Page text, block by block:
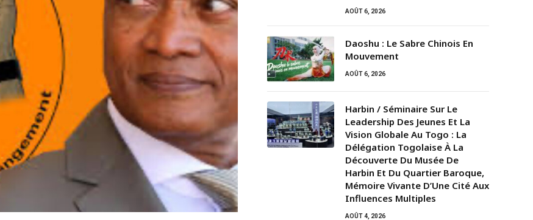
AOÛT 6, 2026
Daoshu : Le Sabre Chinois En
Mouvement
AOÛT 6, 2026
Harbin / Séminaire Sur Le
Leadership Des Jeunes Et La
Vision Globale Au Togo : La
Délégation Togolaise À La
Découverte Du Musée De
Harbin Et Du Quartier Baroque,
Mémoire Vivante D’Une Cité Aux
Influences Multiples
AOÛT 4, 2026